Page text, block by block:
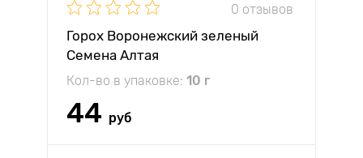
0 отзывов
Горох Воронежский зеленый
Семена Алтая
Кол-во в упаковке: 10 г
44 руб